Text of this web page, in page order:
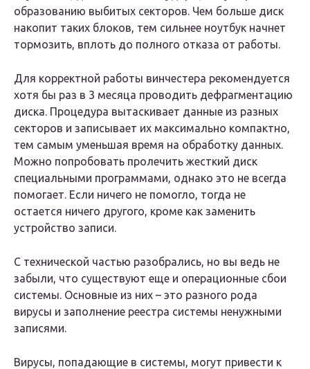
образованию выбитых секторов. Чем больше диск
накопит таких блоков, тем сильнее ноутбук начнет
тормозить, вплоть до полного отказа от работы.
Для корректной работы винчестера рекомендуется
хотя бы раз в 3 месяца проводить дефрагментацию
диска. Процедура вытаскивает данные из разных
секторов и записывает их максимально компактно,
тем самым уменьшая время на обработку данных.
Можно попробовать пролечить жесткий диск
специальными программами, однако это не всегда
помогает. Если ничего не помогло, тогда не
остается ничего другого, кроме как заменить
устройство записи.
С технической частью разобрались, но вы ведь не
забыли, что существуют еще и операционные сбои
системы. Основные из них – это разного рода
вирусы и заполнение реестра системы ненужными
записями.
Вирусы, попадающие в системы, могут привести к